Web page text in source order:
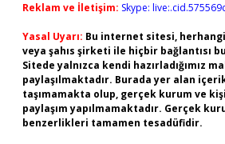
Reklam ve İletişim: Skype:
Yasal Uyarı: Bu internet sitesi,
veya şahıs şirketi ile hiçbir bağlantısı
Sitede yalnızca kendi hazırladığımız
paylaşılmaktadır. Burada yer alan
taşımamakta olup, gerçek kurum ve
paylaşım yapılmamaktadır. Gerçek
benzerlikleri tamamen tesadüfidir.